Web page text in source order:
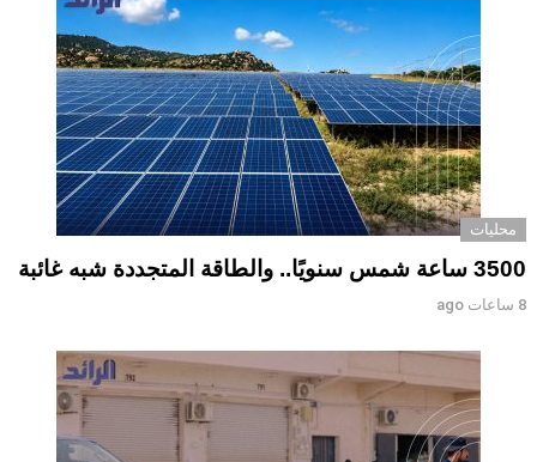
محليات
3500 ساعة شمس سنويًا.. والطاقة المتجددة شبه غائبة
8 ساعات ago